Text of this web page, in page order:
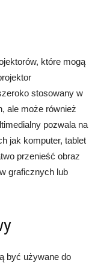
które mogą
stosowany w
ale może również
pozwala na
jak komputer, tablet
przenieść obraz
graficznych lub
być używane do